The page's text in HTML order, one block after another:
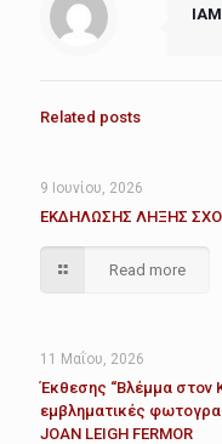
Related posts
9 Ιουνίου, 2026
ΕΚΔΗΛΩΣΗΣ ΛΗΞΗΣ
Read more
11 Μαΐου, 2026
Έκθεσης “Βλέμμα στον
εμβληματικές
JOAN LEIGH FERMOR